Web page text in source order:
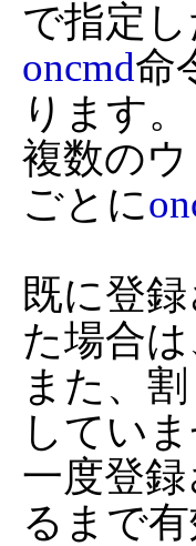
oncmd命
ります。
複数の
ごとに
既に登
た場合
また、
していま
一度登
るまで有